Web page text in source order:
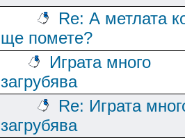
Re: А метлата
ще помете?
Играта много
загрубява
Re: Играта
загрубява